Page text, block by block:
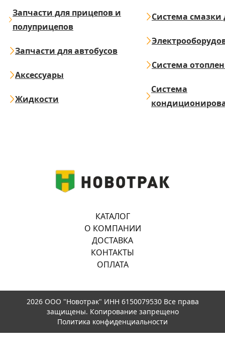
Запчасти для прицепов и
полуприцепов
Запчасти для автобусов
Аксессуары
Жидкости
Система смазки
Система
Система
КАТАЛОГ
О КОМПАНИИ
ДОСТАВКА
КОНТАКТЫ
ОПЛАТА
2026 ООО "Новотрак" ИНН 6150079530 Все права
защищены. Копирование запрещено
Политика конфиденциальности